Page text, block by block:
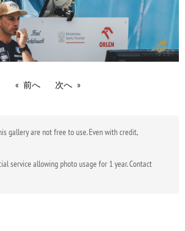
前へ 次へ
gallery are not free to use. Even with credit,
service allowing photo usage for 1 year. Contact